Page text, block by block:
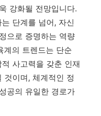
강화될 전망입니다.
단계를 넘어, 자신
으로 증명하는 역량
계의 트렌드는 단순
사고력을 갖춘 인재
것이며, 체계적인 정
공의 유일한 경로가